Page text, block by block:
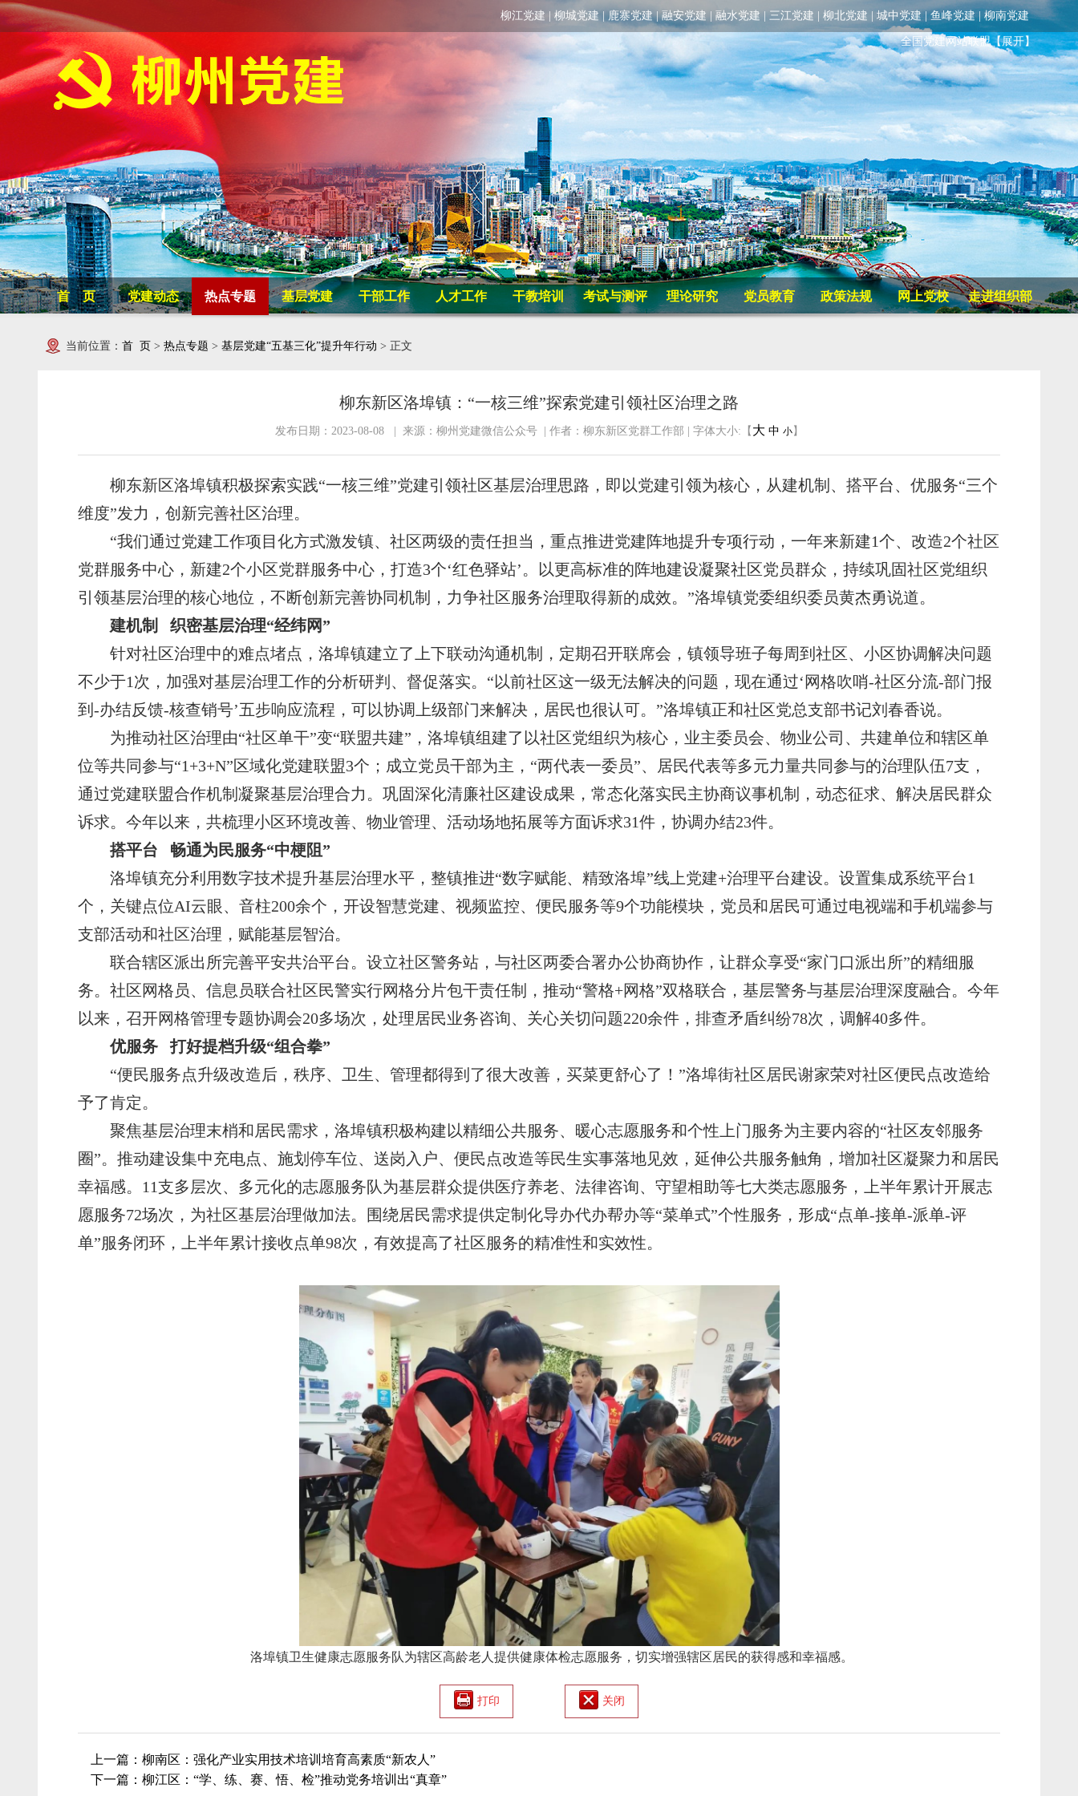
柳江党建 柳城党建 鹿寨党建 | 融安党建 融水党建 三江党建 柳北党建 城中党建 | 鱼峰党建 | 柳南党建
全国党建网站联盟【展开】
首 页 党建动态 热点专题 基层党建 干部工作 人才工作 干教培训 考试与测评 理论研究 党员教育 政策法规 网上党校 走进组织部
当前位置： 首 页 > 热点专题 > 基层党建“五基三化”提升年行动 > 正文
柳东新区洛埠镇：“一核三维”探索党建引领社区治理之路
发布日期：2023-08-08 | 来源：柳州党建微信公众号 | 作者：柳东新区党群工作部 | 字体大小:【 大 中 小】
柳东新区洛埠镇积极探索实践“一核三维”党建引领社区基层治理思路，即以党建引领为核心，从建机制、搭平台、优服务“三个
维度”发力，创新完善社区治理。
“我们通过党建工作项目化方式激发镇、社区两级的责任担当，重点推进党建阵地提升专项行动，一年来新建1个、改造2个社区
党群服务中心，新建2个小区党群服务中心，打造3个‘红色驿站’。以更高标准的阵地建设凝聚社区党员群众，持续巩固社区党组织
引领基层治理的核心地位，不断创新完善协同机制，力争社区服务治理取得新的成效。”洛埠镇党委组织委员黄杰勇说道。
建机制 织密基层治理“经纬网”
针对社区治理中的难点堵点，洛埠镇建立了上下联动沟通机制，定期召开联席会，镇领导班子每周到社区、小区协调解决问题
不少于1次，加强对基层治理工作的分析研判、督促落实。“以前社区这一级无法解决的问题，现在通过‘网格吹哨-社区分流-部门报
到-办结反馈-核查销号’五步响应流程，可以协调上级部门来解决，居民也很认可。”洛埠镇正和社区党总支部书记刘春香说。
为推动社区治理由“社区单干”变“联盟共建”，洛埠镇组建了以社区党组织为核心，业主委员会、物业公司、共建单位和辖区单
位等共同参与“1+3+N”区域化党建联盟3个；成立党员干部为主，“两代表一委员”、居民代表等多元力量共同参与的治理队伍7支，
通过党建联盟合作机制凝聚基层治理合力。巩固深化清廉社区建设成果，常态化落实民主协商议事机制，动态征求、解决居民群众
诉求。今年以来，共梳理小区环境改善、物业管理、活动场地拓展等方面诉求31件，协调办结23件。
搭平台 畅通为民服务“中梗阻”
洛埠镇充分利用数字技术提升基层治理水平，整镇推进“数字赋能、精致洛埠”线上党建+治理平台建设。设置集成系统平台1
个，关键点位AI云眼、音柱200余个，开设智慧党建、视频监控、便民服务等9个功能模块，党员和居民可通过电视端和手机端参与
支部活动和社区治理，赋能基层智治。
联合辖区派出所完善平安共治平台。设立社区警务站，与社区两委合署办公协商协作，让群众享受“家门口派出所”的精细服
务。社区网格员、信息员联合社区民警实行网格分片包干责任制，推动“警格+网格”双格联合，基层警务与基层治理深度融合。今年
以来，召开网格管理专题协调会20多场次，处理居民业务咨询、关心关切问题220余件，排查矛盾纠纷78次，调解40多件。
优服务 打好提档升级“组合拳”
“便民服务点升级改造后，秩序、卫生、管理都得到了很大改善，买菜更舒心了！”洛埠街社区居民谢家荣对社区便民点改造给
予了肯定。
聚焦基层治理末梢和居民需求，洛埠镇积极构建以精细公共服务、暖心志愿服务和个性上门服务为主要内容的“社区友邻服务
圈”。推动建设集中充电点、施划停车位、送岗入户、便民点改造等民生实事落地见效，延伸公共服务触角，增加社区凝聚力和居民
幸福感。11支多层次、多元化的志愿服务队为基层群众提供医疗养老、法律咨询、守望相助等七大类志愿服务，上半年累计开展志
愿服务72场次，为社区基层治理做加法。围绕居民需求提供定制化导办代办帮办等“菜单式”个性服务，形成“点单-接单-派单-评
单”服务闭环，上半年累计接收点单98次，有效提高了社区服务的精准性和实效性。
洛埠镇卫生健康志愿服务队为辖区高龄老人提供健康体检志愿服务，切实增强辖区居民的获得感和幸福感。
打印 关闭
上一篇：柳南区：强化产业实用技术培训培育高素质“新农人”
下一篇：柳江区：“学、练、赛、悟、检”推动党务培训出“真章”